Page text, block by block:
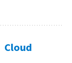
Cloud